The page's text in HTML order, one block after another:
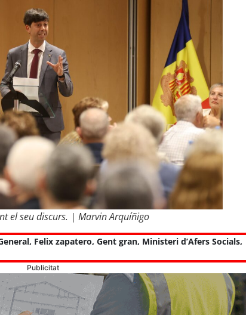
el seu discurs. | Marvin Arquíñigo
, Felix zapatero, Gent gran, Ministeri d’Afers Socials,
Publicitat